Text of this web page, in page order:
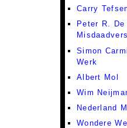
Carry
Peter R.
Simon
Werk
Albert Mol
Wim
Nederland
Wondere